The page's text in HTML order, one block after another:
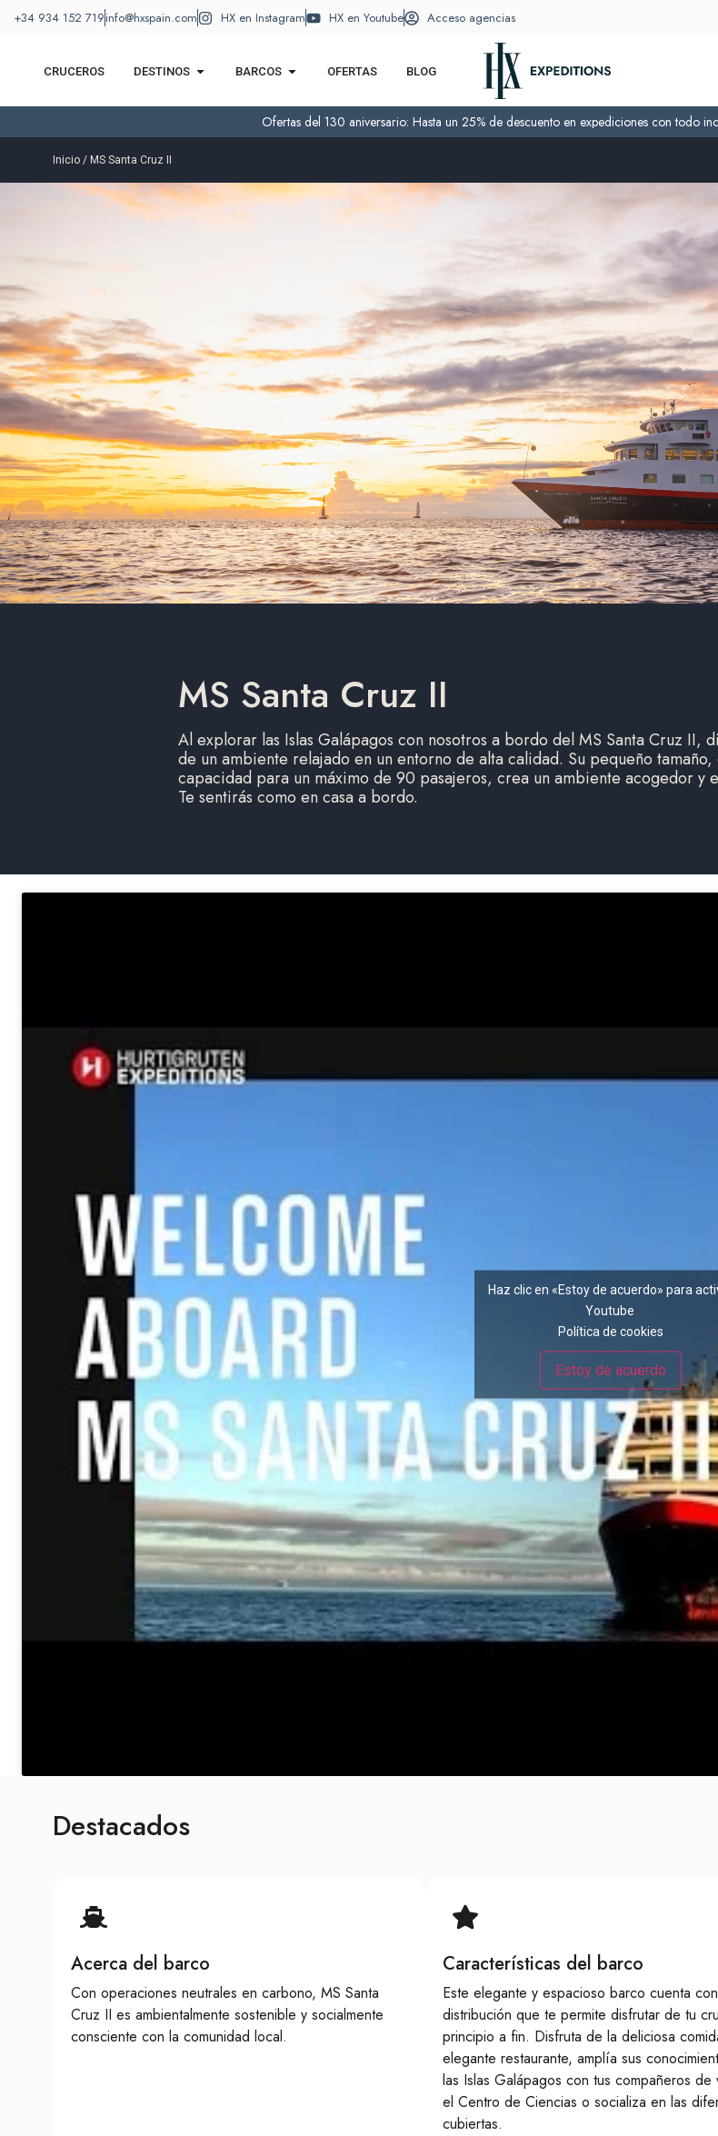
+34 934 152 719info@hxspain.com HX en Instagram HX en Youtube Acceso agencias
CRUCEROS DESTINOS BARCOS OFERTAS BLOG
Ofertas del 130 aniversario: Hasta un 25% de descuento en expediciones con todo
Inicio / MS Santa Cruz II
MS Santa Cruz II
Al explorar las Islas Galápagos con nosotros a bordo del MS Santa Cruz II,
de un ambiente relajado en un entorno de alta calidad. Su pequeño tamaño,
capacidad para un máximo de 90 pasajeros, crea un ambiente acogedor y
Te sentirás como en casa a bordo.
Haz clic en «Estoy de acuerdo» para
Youtube
Política de cookies
Estoy de acuerdo
Destacados
Acerca del barco
Con operaciones neutrales en carbono, MS Santa
Cruz II es ambientalmente sostenible y socialmente
consciente con la comunidad local.
Características del barco
Este elegante y espacioso barco cuenta
distribución que te permite disfrutar de tu
principio a fin. Disfruta de la deliciosa
elegante restaurante, amplía sus
las Islas Galápagos con tus compañeros de
el Centro de Ciencias o socializa en las
cubiertas.